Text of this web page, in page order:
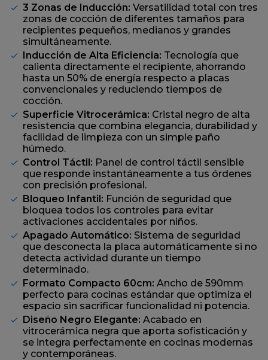
3 Zonas de Inducción: Versatilidad total con tres
zonas de cocción de diferentes tamaños para
recipientes pequeños, medianos y grandes
simultáneamente.
Inducción de Alta Eficiencia: Tecnología que
calienta directamente el recipiente, ahorrando
hasta un 50% de energía respecto a placas
convencionales y reduciendo tiempos de
cocción.
Superficie Vitrocerámica: Cristal negro de alta
resistencia que combina elegancia, durabilidad y
facilidad de limpieza con un simple paño
húmedo.
Control Táctil: Panel de control táctil sensible
que responde instantáneamente a tus órdenes
con precisión profesional.
Bloqueo Infantil: Función de seguridad que
bloquea todos los controles para evitar
activaciones accidentales por niños.
Apagado Automático: Sistema de seguridad
que desconecta la placa automáticamente si no
detecta actividad durante un tiempo
determinado.
Formato Compacto 60cm: Ancho de 590mm
perfecto para cocinas estándar que optimiza el
espacio sin sacrificar funcionalidad ni potencia.
Diseño Negro Elegante: Acabado en
vitrocerámica negra que aporta sofisticación y
se integra perfectamente en cocinas modernas
y contemporáneas.